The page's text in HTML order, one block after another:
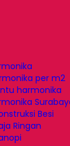
per m2
harmonika
Besi
Ringan